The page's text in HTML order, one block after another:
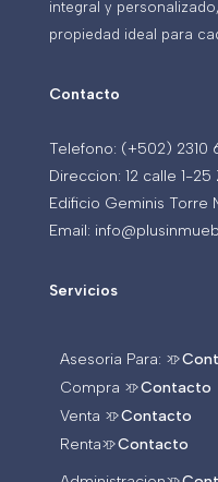
integral y
propiedad ideal para
Contacto
Telefono: (+502) 2310
Direccion: 12 calle 1-
Edificio Geminis Torre
Email:
Servicios
Asesoria Para: >>
Compra >>Contacto
Venta >>Contacto
Renta>>Contacto